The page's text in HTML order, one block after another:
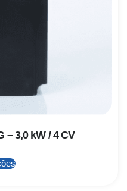
– 3,0 kW / 4 CV